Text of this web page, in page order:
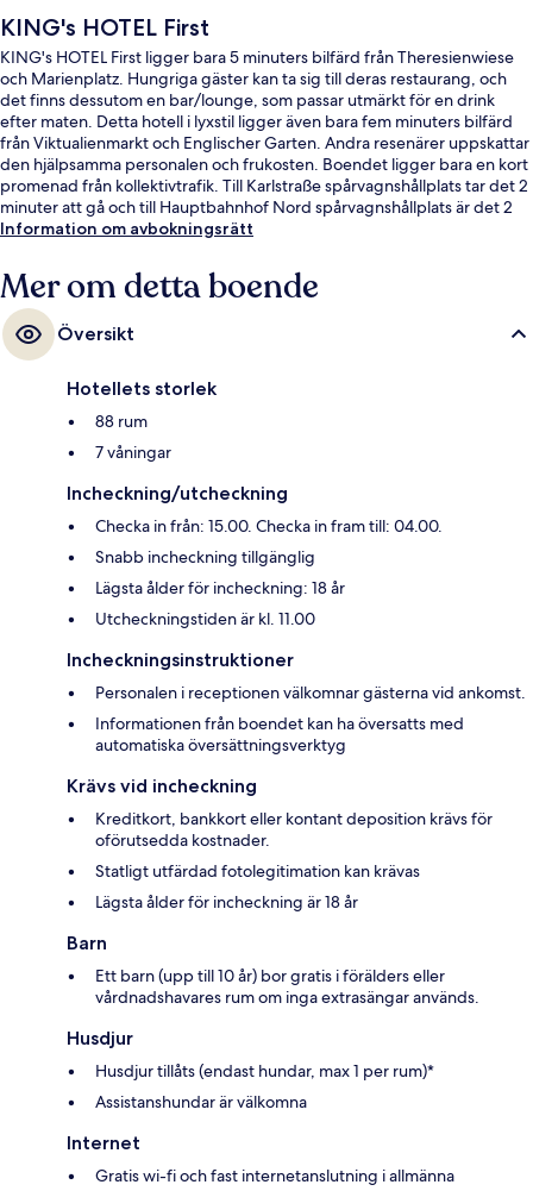
KING's HOTEL First
KING's HOTEL First ligger bara 5 minuters bilfärd från Theresienwiese
och Marienplatz. Hungriga gäster kan ta sig till deras restaurang, och
det finns dessutom en bar/lounge, som passar utmärkt för en drink
efter maten. Detta hotell i lyxstil ligger även bara fem minuters bilfärd
från Viktualienmarkt och Englischer Garten. Andra resenärer uppskattar
den hjälpsamma personalen och frukosten. Boendet ligger bara en kort
promenad från kollektivtrafik. Till Karlstraße spårvagnshållplats tar det 2
minuter att gå och till Hauptbahnhof Nord spårvagnshållplats är det 2
minuter.
Information om avbokningsrätt
Mer om detta boende
Översikt
Hotellets storlek
88 rum
7 våningar
Incheckning/utcheckning
Checka in från: 15.00. Checka in fram till: 04.00.
Snabb incheckning tillgänglig
Lägsta ålder för incheckning: 18 år
Utcheckningstiden är kl. 11.00
Incheckningsinstruktioner
Personalen i receptionen välkomnar gästerna vid ankomst.
Informationen från boendet kan ha översatts med
automatiska översättningsverktyg
Krävs vid incheckning
Kreditkort, bankkort eller kontant deposition krävs för
oförutsedda kostnader.
Statligt utfärdad fotolegitimation kan krävas
Lägsta ålder för incheckning är 18 år
Barn
Ett barn (upp till 10 år) bor gratis i förälders eller
vårdnadshavares rum om inga extrasängar används.
Husdjur
Husdjur tillåts (endast hundar, max 1 per rum)*
Assistanshundar är välkomna
Internet
Gratis wi-fi och fast internetanslutning i allmänna